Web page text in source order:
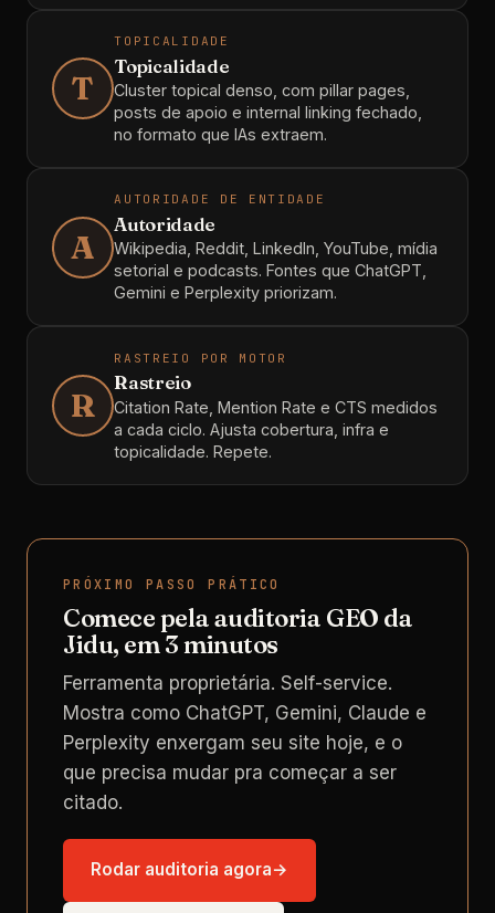
T
TOPICALIDADE
Topicalidade
Cluster topical denso, com pillar pages,
posts de apoio e internal linking fechado,
no formato que IAs extraem.
A
AUTORIDADE DE ENTIDADE
Autoridade
Wikipedia, Reddit, LinkedIn, YouTube, mídia
setorial e podcasts. Fontes que ChatGPT,
Gemini e Perplexity priorizam.
R
RASTREIO POR MOTOR
Rastreio
Citation Rate, Mention Rate e CTS medidos
a cada ciclo. Ajusta cobertura, infra e
topicalidade. Repete.
PRÓXIMO PASSO PRÁTICO
Comece pela auditoria GEO da
Jidu, em 3 minutos
Ferramenta proprietária. Self-service.
Mostra como ChatGPT, Gemini, Claude e
Perplexity enxergam seu site hoje, e o
que precisa mudar pra começar a ser
citado.
Rodar auditoria agora→